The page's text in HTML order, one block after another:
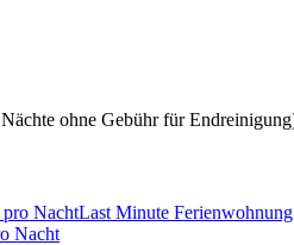
ohne Gebühr für
Last Minute
Nacht